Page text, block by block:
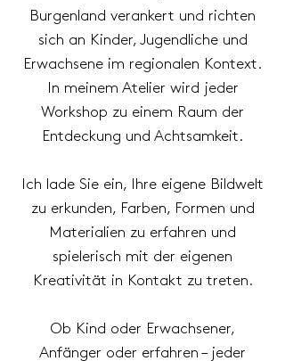
Burgenland verankert und richten
sich an Kinder, Jugendliche und
Erwachsene im regionalen Kontext.
In meinem Atelier wird jeder
Workshop zu einem Raum der
Entdeckung und Achtsamkeit.
Ich lade Sie ein, Ihre eigene Bildwelt
zu erkunden, Farben, Formen und
Materialien zu erfahren und
spielerisch mit der eigenen
Kreativität in Kontakt zu treten.
Ob Kind oder Erwachsener,
Anfänger oder erfahren – jeder